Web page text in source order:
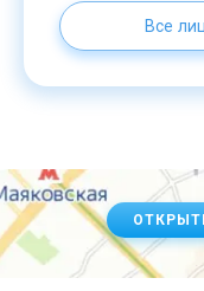
Все